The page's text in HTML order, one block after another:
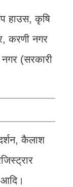
हाउस, कृषि
करणी नगर
(सरकारी
कैलाश